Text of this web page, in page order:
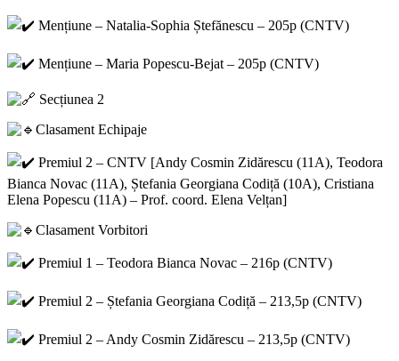
Mențiune – Natalia-Sophia Ștefănescu – 205p (CNTV)
Mențiune – Maria Popescu-Bejat – 205p (CNTV)
Secțiunea 2
Clasament Echipaje
Premiul 2 – CNTV [Andy Cosmin Zidărescu (11A), Teodora
Bianca Novac (11A), Ștefania Georgiana Codiță (10A), Cristiana
Elena Popescu (11A) – Prof. coord. Elena Velțan]
Clasament Vorbitori
Premiul 1 – Teodora Bianca Novac – 216p (CNTV)
Premiul 2 – Ștefania Georgiana Codiță – 213,5p (CNTV)
Premiul 2 – Andy Cosmin Zidărescu – 213,5p (CNTV)